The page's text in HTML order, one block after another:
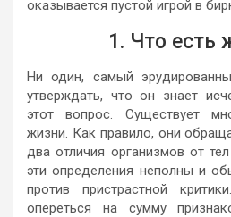
оказывается пустой игрой в
1. Что есть
Ни один, самый
утверждать, что он знает
этот вопрос. Существует
жизни. Как правило, они
два отличия организмов от
эти определения неполны и
против пристрастной
опереться на сумму